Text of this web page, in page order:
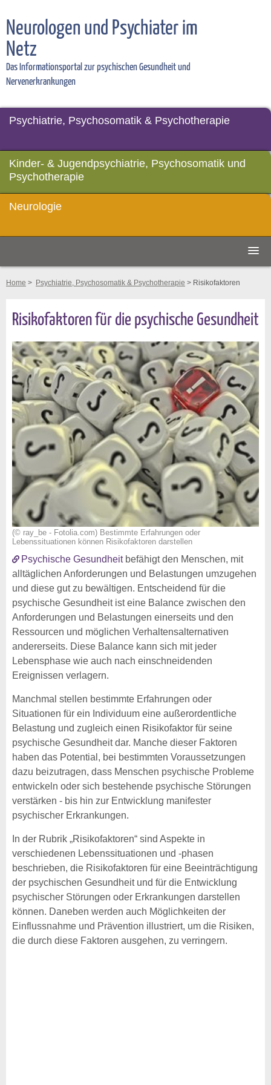
Neurologen und Psychiater im
Netz
Das Informationsportal zur psychischen Gesundheit und
Nervenerkrankungen
Psychiatrie, Psychosomatik & Psychotherapie
Kinder- & Jugendpsychiatrie, Psychosomatik und
Psychotherapie
Neurologie
Home > Psychiatrie, Psychosomatik & Psychotherapie > Risikofaktoren
Risikofaktoren für die psychische Gesundheit
(© ray_be - Fotolia.com) Bestimmte Erfahrungen oder
Lebenssituationen können Risikofaktoren darstellen
Psychische Gesundheitbefähigt den Menschen, mit
alltäglichen Anforderungen und Belastungen umzugehen
und diese gut zu bewältigen. Entscheidend für die
psychische Gesundheit ist eine Balance zwischen den
Anforderungen und Belastungen einerseits und den
Ressourcen und möglichen Verhaltensalternativen
andererseits. Diese Balance kann sich mit jeder
Lebensphase wie auch nach einschneidenden
Ereignissen verlagern.
Manchmal stellen bestimmte Erfahrungen oder
Situationen für ein Individuum eine außerordentliche
Belastung und zugleich einen Risikofaktor für seine
psychische Gesundheit dar. Manche dieser Faktoren
haben das Potential, bei bestimmten Voraussetzungen
dazu beizutragen, dass Menschen psychische Probleme
entwickeln oder sich bestehende psychische Störungen
verstärken - bis hin zur Entwicklung manifester
psychischer Erkrankungen.
In der Rubrik „Risikofaktoren“ sind Aspekte in
verschiedenen Lebenssituationen und -phasen
beschrieben, die Risikofaktoren für eine Beeinträchtigung
der psychischen Gesundheit und für die Entwicklung
psychischer Störungen oder Erkrankungen darstellen
können. Daneben werden auch Möglichkeiten der
Einflussnahme und Prävention illustriert, um die Risiken,
die durch diese Faktoren ausgehen, zu verringern.